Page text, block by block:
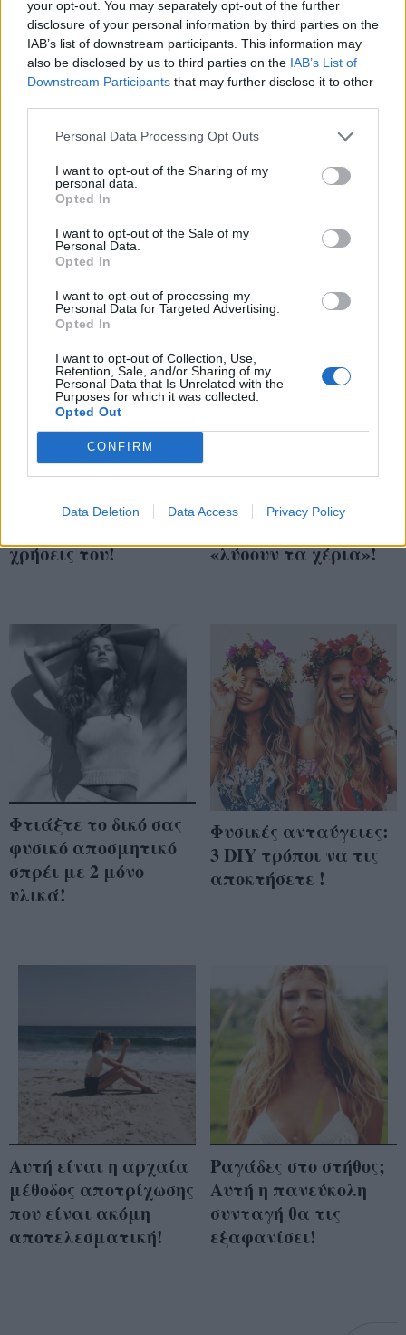
your opt-out. You may separately opt-out of the further
disclosure of your personal information by third parties on the
IAB’s list of downstream participants. This information may
also be disclosed by us to third parties on the IAB’s List of
Downstream Participants that may further disclose it to other
Personal Data Processing Opt Outs
I want to opt-out of the Sharing of my
personal data.
Opted In
I want to opt-out of the Sale of my
Personal Data.
Opted In
I want to opt-out of processing my
Personal Data for Targeted Advertising.
Opted In
I want to opt-out of Collection, Use,
Retention, Sale, and/or Sharing of my
Personal Data that Is Unrelated with the
Purposes for which it was collected.
Opted Out
CONFIRM
Data Deletion Data Access Privacy Policy
Αυτό είναι το πιο
εύκολο καλοκαιρινό
Botox στο σπίτι με
αυτές τις 2 φυσικές
μάσκες!
Ροδόνερο: 5
χρήσεις του!
Αυτά τα 5 ανέξοδα
«λύσουν τα χέρια»!
Φτιάξτε το δικό σας
φυσικό αποσμητικό
σπρέι με 2 μόνο
υλικά!
Φυσικές ανταύγειες:
3 DIY τρόποι να τις
αποκτήσετε !
Αυτή είναι η αρχαία
μέθοδος αποτρίχωσης
που είναι ακόμη
αποτελεσματική!
Ραγάδες στο στήθος;
Αυτή η πανεύκολη
συνταγή θα τις
εξαφανίσει!